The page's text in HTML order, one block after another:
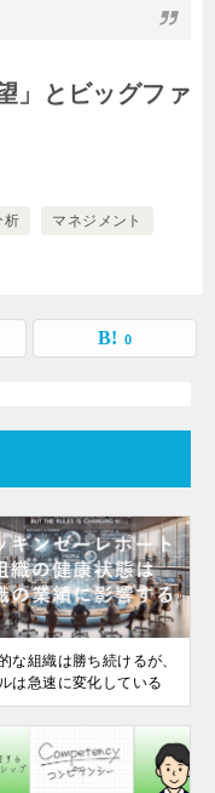
」とビッグファ
析 マネジメント
0
な組織は勝ち続けるが、
は急速に変化している